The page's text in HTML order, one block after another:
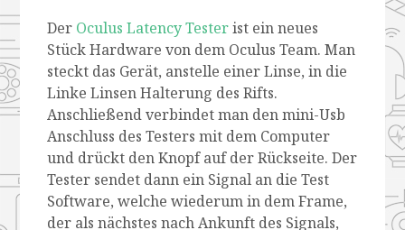
Der Oculus Latency Testerist ein neues
Stück Hardware von dem Oculus Team. Man
steckt das Gerät, anstelle einer Linse, in die
Linke Linsen Halterung des Rifts.
Anschließend verbindet man den mini-Usb
Anschluss des Testers mit dem Computer
und drückt den Knopf auf der Rückseite. Der
Tester sendet dann ein Signal an die Test
Software, welche wiederum in dem Frame,
der als nächstes nach Ankunft des Signals,